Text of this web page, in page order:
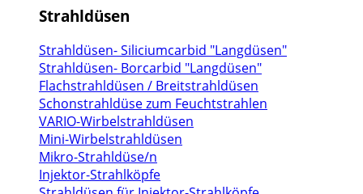
Strahldüsen
Strahldüsen- Siliciumcarbid "Langdüsen"
Strahldüsen- Borcarbid "Langdüsen"
Flachstrahldüsen / Breitstrahldüsen
Schonstrahldüse zum Feuchtstrahlen
VARIO-Wirbelstrahldüsen
Mini-Wirbelstrahldüsen
Mikro-Strahldüse/n
Injektor-Strahlköpfe